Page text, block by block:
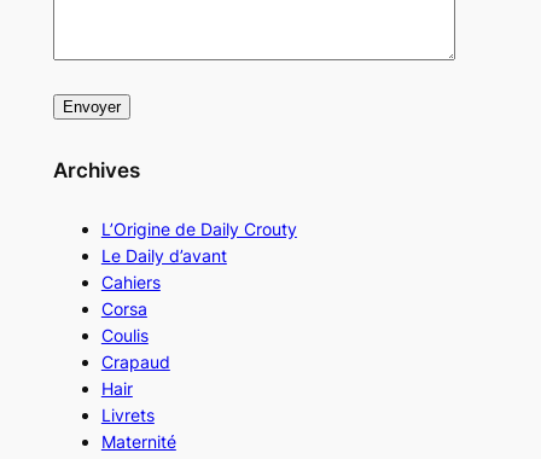
Archives
L’Origine de Daily Crouty
Le Daily d’avant
Cahiers
Corsa
Coulis
Crapaud
Hair
Livrets
Maternité